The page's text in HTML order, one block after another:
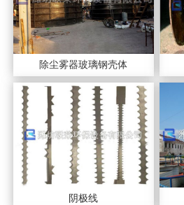
除尘雾器玻璃钢壳体
阴极线